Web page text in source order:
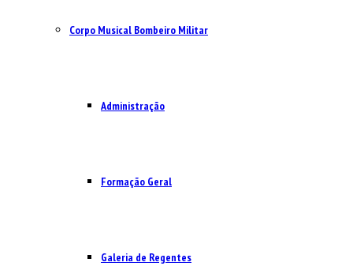
Corpo Musical Bombeiro Militar
Administração
Formação Geral
Galeria de Regentes